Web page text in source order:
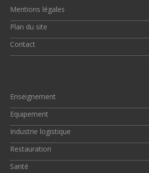
Mentions légales
Plan du site
Contact
Enseignement
Equipement
Industrie logistique
Restauration
Santé